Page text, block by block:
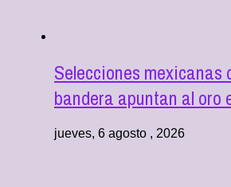
Selecciones mexicanas
bandera apuntan al oro
jueves, 6 agosto , 2026